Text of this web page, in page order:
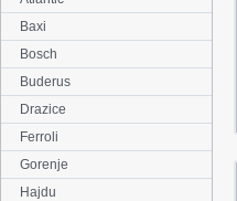
Baxi
Bosch
Buderus
Drazice
Ferroli
Gorenje
Hajdu